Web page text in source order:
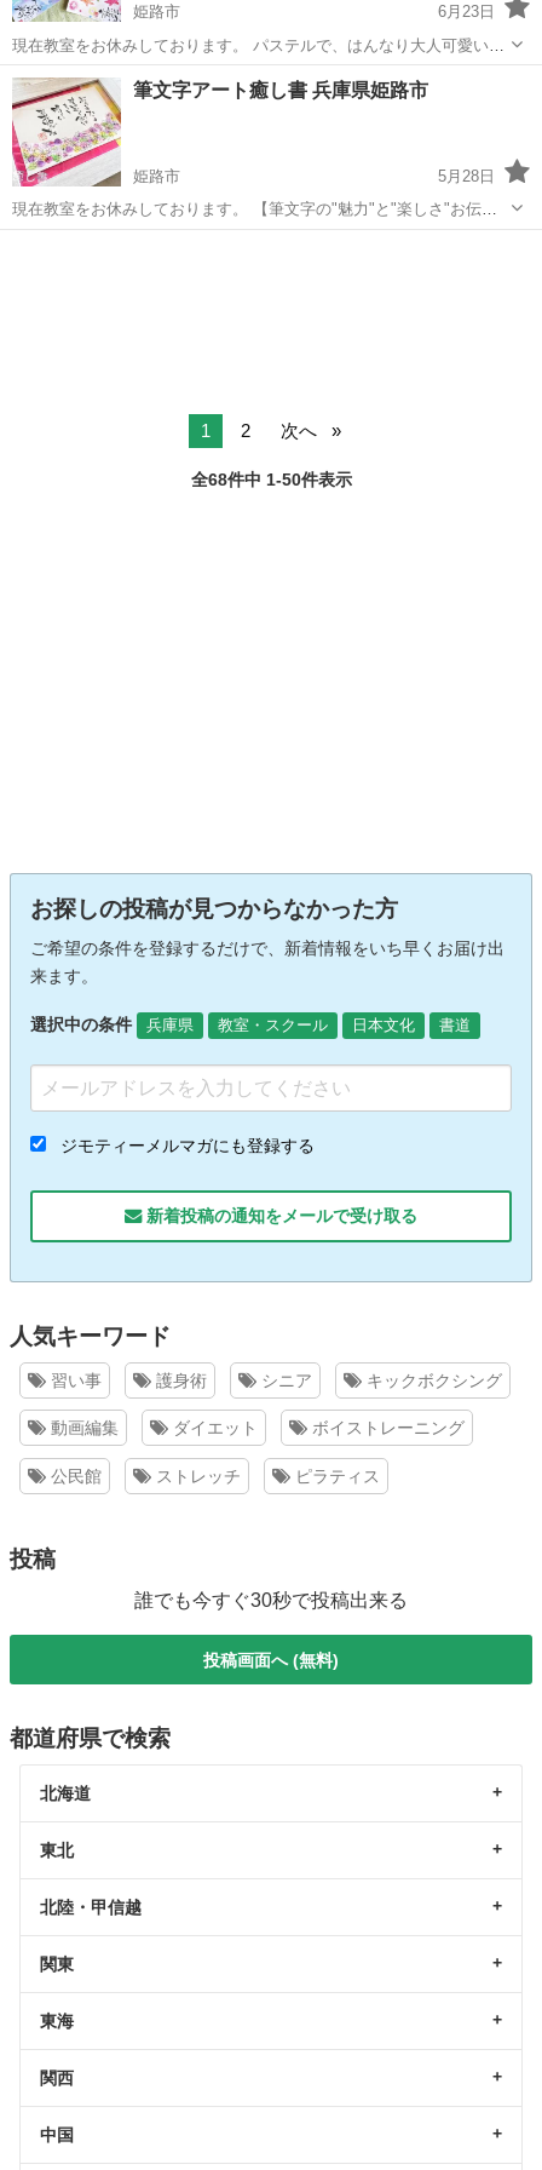
姫路市
6月23日
現在教室をお休みしております。 パステルで、はんなり大人可愛い和
柄を描く講座です。 和柄を？ パステルで？ 描けるの？ それって難し
いんじゃ？ と 思われる人いませんか？ 大丈夫ですよ♡ テキストに沿
って細かい部分...
兵庫 姫路市 書道 和柄
筆文字アート癒し書 兵庫県姫路市
姫路市
5月28日
現在教室をお休みしております。 【筆文字の"魅力"と"楽しさ"お伝え
します】 筆文字とは？ お習字とは違って字を綺麗に上手に書くことを
1 2 次へ
全68件中 1-50件表示
お探しの投稿が見つからなかった方
ご希望の条件を登録するだけで、新着情報をいち早くお届け出
来ます。
選択中の条件 兵庫県 教室・スクール 日本文化 書道
ジモティーメルマガにも登録する
新着投稿の通知をメールで受け取る
人気キーワード
習い事 護身術 シニア キックボクシング
動画編集 ダイエット ボイストレーニング
公民館 ストレッチ ピラティス
投稿
誰でも今すぐ30秒で投稿出来る
投稿画面へ (無料)
都道府県で検索
北海道
東北
北陸・甲信越
関東
東海
関西
中国